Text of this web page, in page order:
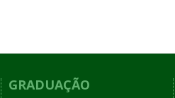
GRADUAÇÃO